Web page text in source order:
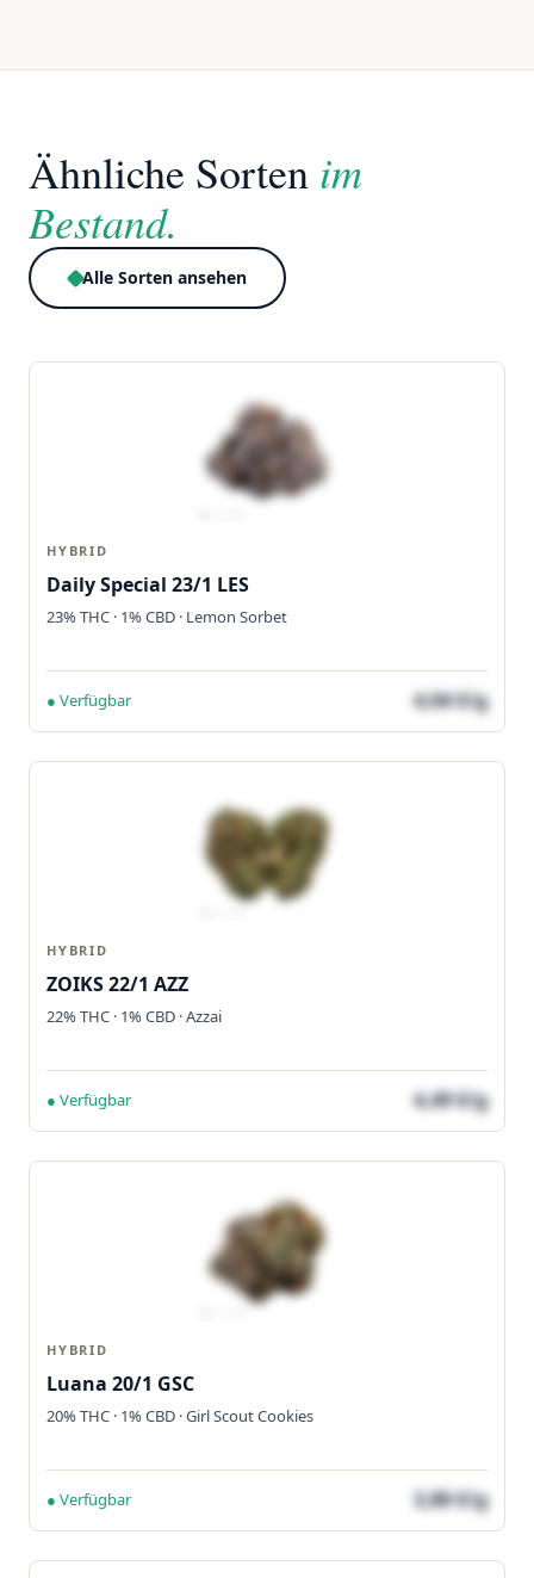
Ähnliche Sorten im
Bestand.
Alle Sorten ansehen
HYBRID
Daily Special 23/1 LES
23% THC · 1% CBD · Lemon Sorbet
● Verfügbar 4,04 €/g
HYBRID
ZOIKS 22/1 AZZ
22% THC · 1% CBD · Azzai
● Verfügbar 4,49 €/g
HYBRID
Luana 20/1 GSC
20% THC · 1% CBD · Girl Scout Cookies
● Verfügbar 3,80 €/g